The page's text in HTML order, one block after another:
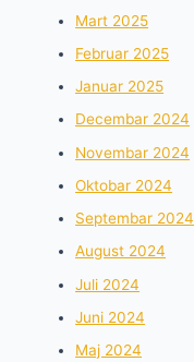
Mart 2025
Februar 2025
Januar 2025
Decembar 2024
Novembar 2024
Oktobar 2024
Septembar 2024
August 2024
Juli 2024
Juni 2024
Maj 2024